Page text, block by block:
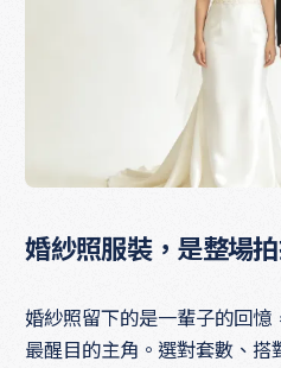
婚紗照服裝，是整場
婚紗照留下的是一輩子的回憶
最醒目的主角。選對套數、